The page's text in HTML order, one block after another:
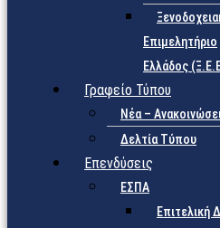
Επιμελητήριο
Ελλάδος
Γραφείο Τύπου
Νέα –
Δελτία Τύπου
Επενδύσεις
ΕΣΠΑ
Επιτελική